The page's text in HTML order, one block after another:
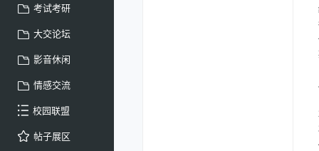
考试考研
大交论坛
影音休闲
情感交流
校园联盟
帖子展区